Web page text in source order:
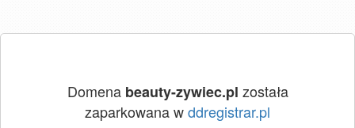
Domena beauty-zywiec.pl została
zaparkowana wddregistrar.pl